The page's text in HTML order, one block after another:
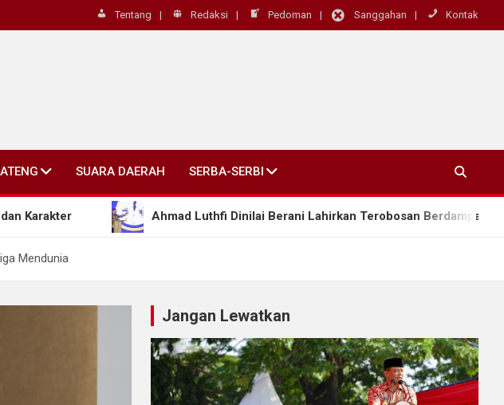
Tentang Redaksi Pedoman Sanggahan Kontak
SUARA DAERAH SERBA-SERBI
Ahmad Luthfi Dinilai Berani Lahirkan Terobosan Berdampak Nyata,
Mendunia
Jangan Lewatkan